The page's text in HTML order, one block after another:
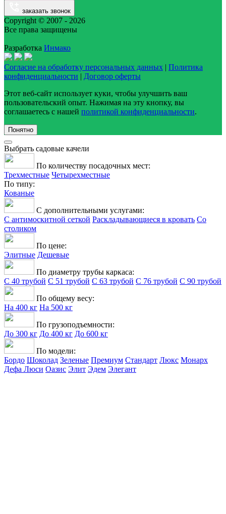
заказать звонок
Copyright © 2007 - 2026
Все права защищены
Разработка Инмако
Согласие на обработку персональных данных
Политика
конфиденциальности
Договор оферты
Этот веб-сайт использует куки, чтобы улучшить ваш
пользовательский опыт. Нажимая на эту кнопку, вы
соглашаетесь с нашей политикой конфиденциальности.
Понятно
Выбрать садовые качели
По количеству посадочных мест:
Трехместные Четырехместные
По типу:
Кованые
С дополнительными услугами:
С антимоскитной сеткой Раскладывающиеся в кровать Со
столиком
По цене:
Элитные Дешевые
По диаметру трубы каркаса:
С 40 трубой С 51 трубой С 63 трубой С 76 трубой С 90 трубой
По общему весу:
На 400 кг На 500 кг
По грузоподъемности:
До 300 кг До 400 кг До 600 кг
По модели:
Бордо Шоколад Зеленые Премиум Стандарт Люкс Монарх
Дефа Люси Оазис Элит Эдем Элегант